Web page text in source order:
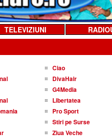
TELEVIZIUNI
Ciao
DivaHair
G4Media
Libertatea
Pro Sport
Stiri pe Surse
Ziua Veche